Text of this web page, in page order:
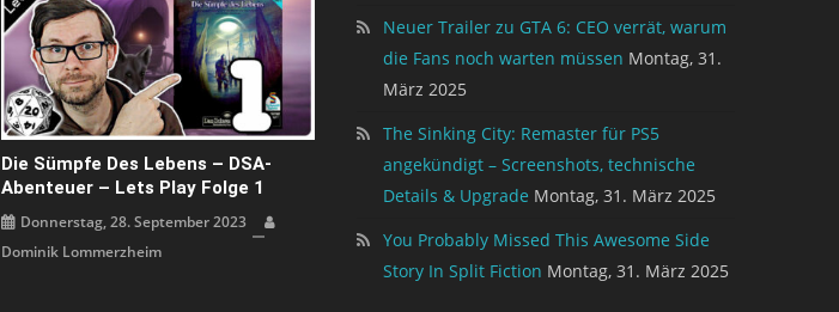
Die Sümpfe Des Lebens – DSA-
Abenteuer – Lets Play Folge 1
Donnerstag, 28. September 2023
Dominik Lommerzheim
Neuer Trailer zu GTA 6: CEO verrät, warum
die Fans noch warten müssen Montag, 31.
März 2025
The Sinking City: Remaster für PS5
angekündigt – Screenshots, technische
Details & Upgrade Montag, 31. März 2025
You Probably Missed This Awesome Side
Story In Split Fiction Montag, 31. März 2025